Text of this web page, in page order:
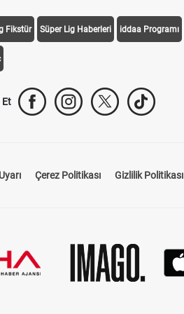
Fikstür Süper Lig Haberleri iddaa Programı
Et
Çerez Politikası Gizlilik Politikası